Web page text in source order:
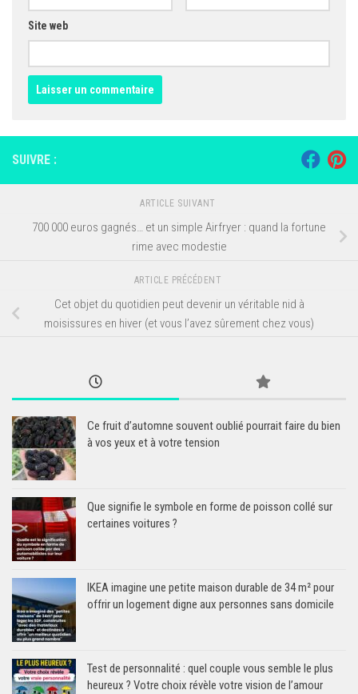
Site web
SUIVRE :
ARTICLE SUIVANT
700 000 euros gagnés… et un simple Airfryer : quand la fortune
rime avec modestie
ARTICLE PRÉCÉDENT
Cet objet du quotidien peut devenir un véritable nid à
moisissures en hiver (et vous l’avez sûrement chez vous)
Ce fruit d’automne souvent oublié pourrait faire du bien
à vos yeux et à votre tension
Que signifie le symbole en forme de poisson collé sur
certaines voitures ?
IKEA imagine une petite maison durable de 34 m² pour
offrir un logement digne aux personnes sans domicile
Test de personnalité : quel couple vous semble le plus
heureux ? Votre choix révèle votre vision de l’amour